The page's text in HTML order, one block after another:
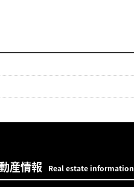
産情報 Real estate information